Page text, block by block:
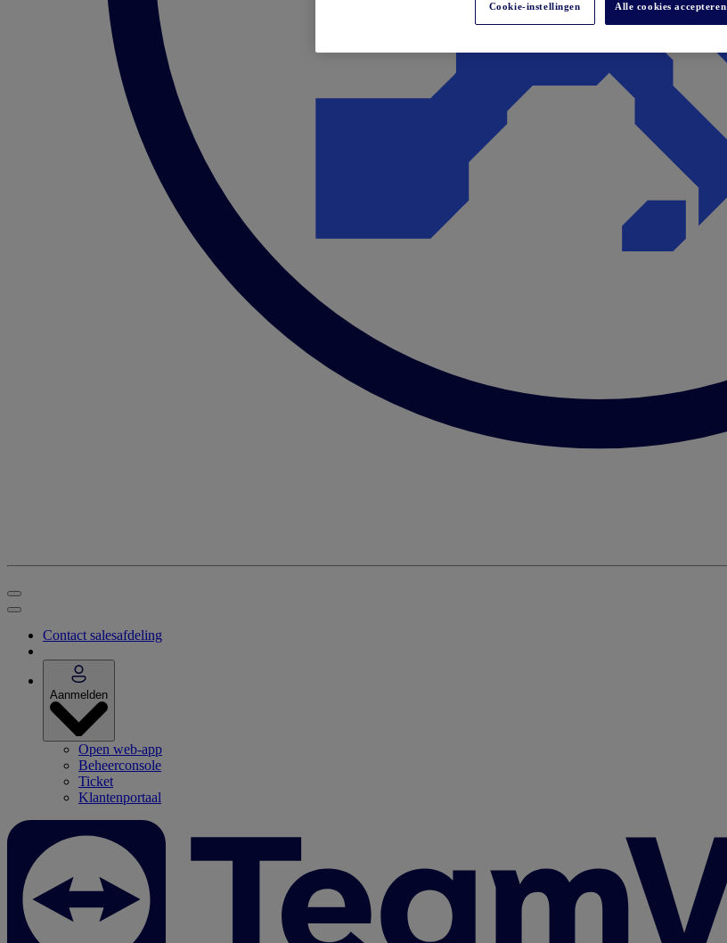
Contact salesafdeling
Aanmelden
Open web-app
Beheerconsole
Ticket
Klantenportaal
Cookie-instellingen Alle cookies accepteren